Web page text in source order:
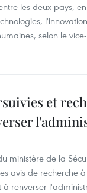
les deux pays,
selon le
et
ministère de la
avis de recherche
à renverser